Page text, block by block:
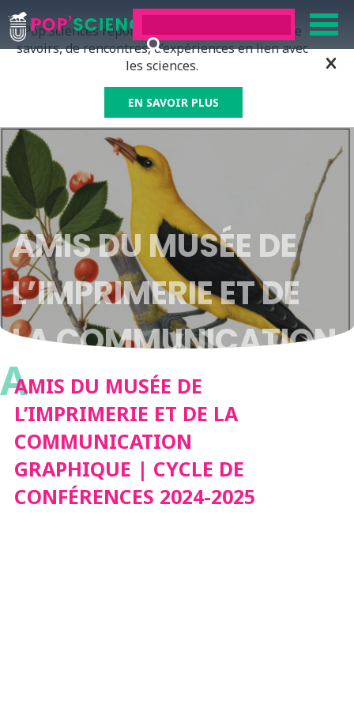
Pop’Sciences répond à tous ceux qui ont soif de
savoirs, de rencontres, d’expériences en lien avec
les sciences.
EN SAVOIR PLUS
AMIS DU MUSÉE DE
L’IMPRIMERIE ET DE
LA COMMUNICATION
GRAPHIQUE | CYCLE
DE CONFÉRENCES
2024-2025
AAMIS DU MUSÉE DE
L’IMPRIMERIE ET DE LA
COMMUNICATION
GRAPHIQUE | CYCLE DE
CONFÉRENCES 2024-2025